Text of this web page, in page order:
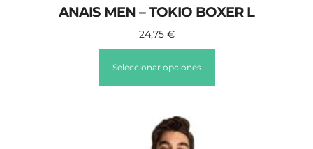
ANAIS MEN – TOKIO BOXER L
24,75 €
Seleccionar opciones